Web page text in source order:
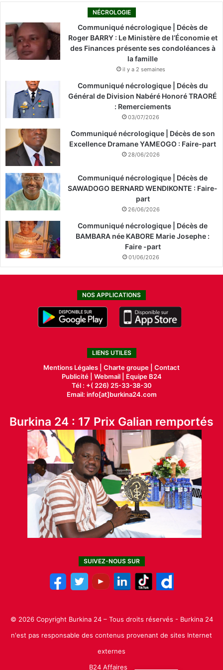
NÉCROLOGIE
Communiqué nécrologique | Décès de
Roger BARRY : Le Ministère de l’Économie et
des Finances présente ses condoléances à
la famille
il y a 2 semaines
Communiqué nécrologique | Décès du
Général de Division Nabéré Honoré TRAORÉ
: Remerciements
03/07/2026
Communiqué nécrologique | Décès de son
Excellence Dramane YAMEOGO : Faire-part
28/06/2026
Communiqué nécrologique | Décès de
SAWADOGO BERNARD WENDIKONTE : Faire-
part
26/06/2026
Communiqué nécrologique | Décès de
BAMBARA née KABORE Marie Josephe :
Faire -part
01/06/2026
NOS APPLICATIONS
LIENS UTILES
Mentions Légales | Charte groupe | Contact
Publicité| Webmail |
Equipe B24
Tél : +( 226) 25-33-38-30
Email: info[at]burkina24.com
Burkina 24 : 17 Prix Galian remportés
SUIVEZ-NOUS SUR
© 2026 Copyright Burkina 24 – Tous droits réservés - Burkina 24
n'est pas responsable des contenus provenant de sites Internet
externes
B24 Affaires